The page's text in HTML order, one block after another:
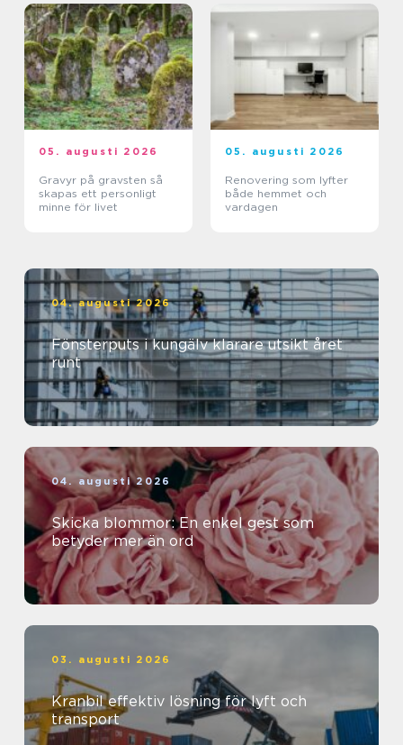
05. augusti 2026
Gravyr på gravsten så
skapas ett personligt
minne för livet
05. augusti 2026
Renovering som lyfter
både hemmet och
vardagen
04. augusti 2026
Fönsterputs i kungälv klarare utsikt året
runt
04. augusti 2026
Skicka blommor: En enkel gest som
betyder mer än ord
03. augusti 2026
Kranbil effektiv lösning för lyft och
transport